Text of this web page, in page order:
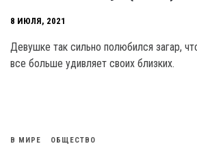
8 ИЮЛЯ, 2021
Девушке так сильно полюбился загар,
все больше удивляет своих близких.
В МИРЕ ОБЩЕСТВО